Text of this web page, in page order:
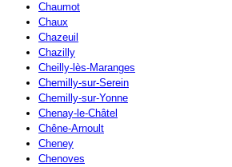
Chaumot
Chaux
Chazeuil
Chazilly
Cheilly-lès-Maranges
Chemilly-sur-Serein
Chemilly-sur-Yonne
Chenay-le-Châtel
Chêne-Arnoult
Cheney
Chenoves